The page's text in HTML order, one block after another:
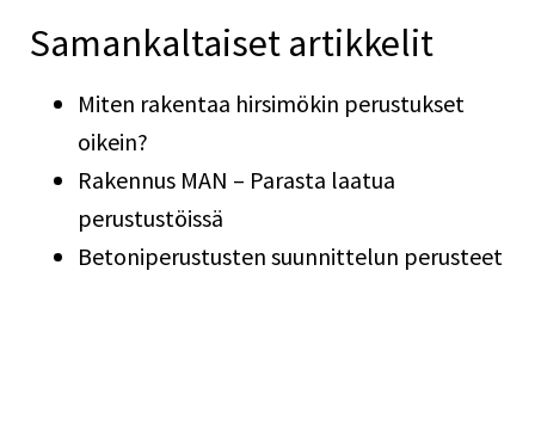
Samankaltaiset artikkelit
Miten rakentaa hirsimökin perustukset
oikein?
Rakennus MAN – Parasta laatua
perustustöissä
Betoniperustusten suunnittelun perusteet